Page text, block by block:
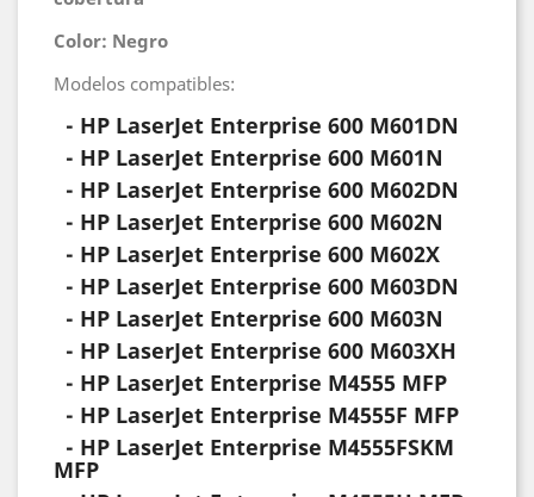
Color: Negro
Modelos compatibles:
- HP LaserJet Enterprise 600 M601DN
- HP LaserJet Enterprise 600 M601N
- HP LaserJet Enterprise 600 M602DN
- HP LaserJet Enterprise 600 M602N
- HP LaserJet Enterprise 600 M602X
- HP LaserJet Enterprise 600 M603DN
- HP LaserJet Enterprise 600 M603N
- HP LaserJet Enterprise 600 M603XH
- HP LaserJet Enterprise M4555 MFP
- HP LaserJet Enterprise M4555F MFP
- HP LaserJet Enterprise M4555FSKM
MFP